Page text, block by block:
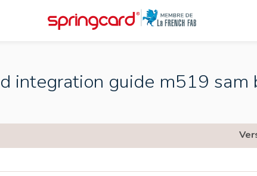
integration guide m519 sam